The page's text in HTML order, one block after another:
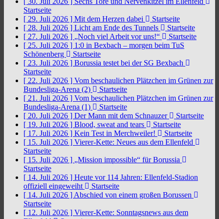
Startseite
[ 29. Juli 2026 ] Mit dem Herzen dabei
Startseite
[ 28. Juli 2026 ] Licht am Ende des Tunnels
Startseite
[ 27. Juli 2026 ] „Noch viel Arbeit vor uns!“
Startseite
[ 25. Juli 2026 ] 1:0 in Bexbach – morgen beim TuS
Schönenberg
Startseite
[ 23. Juli 2026 ] Borussia testet bei der SG Bexbach
Startseite
[ 22. Juli 2026 ] Vom beschaulichen Plätzchen im Grünen zur
Bundesliga-Arena (2)
Startseite
[ 21. Juli 2026 ] Vom beschaulichen Plätzchen im Grünen zur
Bundesliga-Arena (1)
Startseite
[ 20. Juli 2026 ] Der Mann mit dem Schnauzer
Startseite
[ 19. Juli 2026 ] Blood, sweat and tears
Startseite
[ 17. Juli 2026 ] Kein Test in Merchweiler!
Startseite
[ 15. Juli 2026 ] Vierer-Kette: Neues aus dem Ellenfeld
Startseite
[ 15. Juli 2026 ] „Mission impossible“ für Borussia
Startseite
[ 14. Juli 2026 ] Heute vor 114 Jahren: Ellenfeld-Stadion
offiziell eingeweiht
Startseite
[ 14. Juli 2026 ] Abschied von einem großen Borussen
Startseite
[ 12. Juli 2026 ] Vierer-Kette: Sonntagsnews aus dem